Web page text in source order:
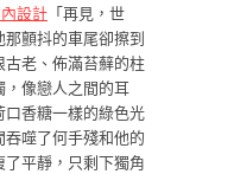
設計 「再見，世
顫抖的車尾卻擦到
古老、佈滿苔蘚的柱
，像戀人之間的耳
香糖一樣的綠色光
噬了何手殘和他的
平靜，只剩下獨角